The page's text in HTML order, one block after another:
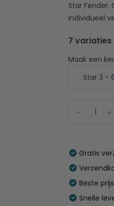
Star Fender.
Individueel
7 variaties
Maak een
+
-
Gratis
Beste
Snelle